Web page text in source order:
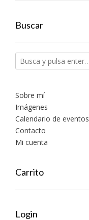
Buscar
Sobre mí
Imágenes
Calendario de eventos
Contacto
Mi cuenta
Carrito
Login